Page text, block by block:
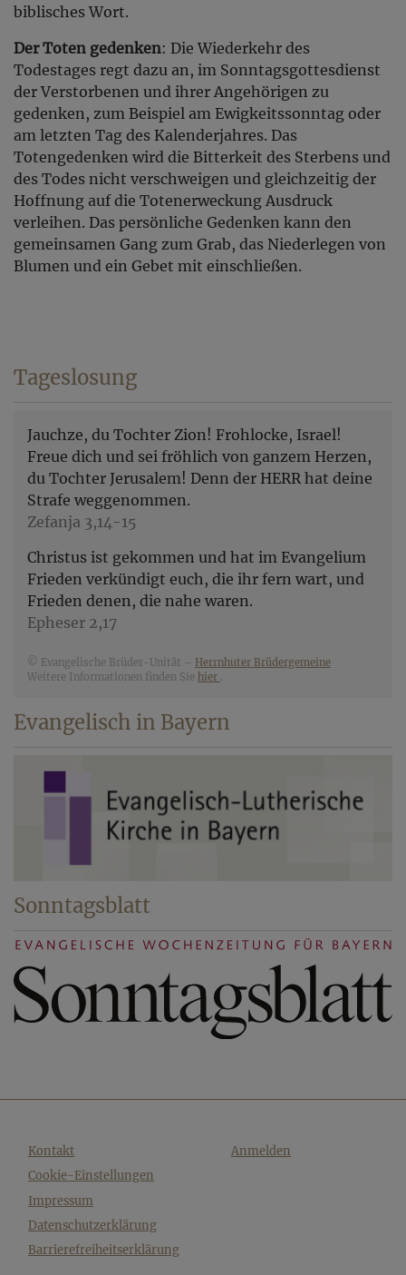
biblisches Wort.
Der Toten gedenken: Die Wiederkehr des
Todestages regt dazu an, im Sonntagsgottesdienst
der Verstorbenen und ihrer Angehörigen zu
gedenken, zum Beispiel am Ewigkeitssonntag oder
am letzten Tag des Kalenderjahres. Das
Totengedenken wird die Bitterkeit des Sterbens und
des Todes nicht verschweigen und gleichzeitig der
Hoffnung auf die Totenerweckung Ausdruck
verleihen. Das persönliche Gedenken kann den
gemeinsamen Gang zum Grab, das Niederlegen von
Blumen und ein Gebet mit einschließen.
Tageslosung
Jauchze, du Tochter Zion! Frohlocke, Israel!
Freue dich und sei fröhlich von ganzem Herzen,
du Tochter Jerusalem! Denn der HERR hat deine
Strafe weggenommen.
Zefanja 3,14-15
Christus ist gekommen und hat im Evangelium
Frieden verkündigt euch, die ihr fern wart, und
Frieden denen, die nahe waren.
Epheser 2,17
© Evangelische Brüder-Unität – Herrnhuter Brüdergemeine
Weitere Informationen finden Sie hier .
Evangelisch in Bayern
Sonntagsblatt
Fußbereichsmenü
Kontakt
Cookie-Einstellungen
Impressum
Datenschutzerklärung
Barrierefreiheitserklärung
Benutzermenü
Anmelden